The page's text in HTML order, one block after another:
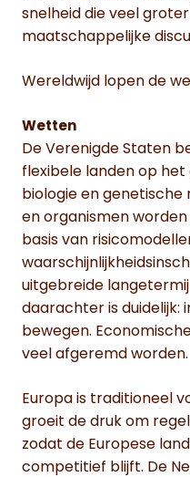
snelheid die veel
maatschappelijke
Wereldwijd lopen de
Wetten
De Verenigde Staten
flexibele landen op
biologie en genetische
en organismen
basis van
uitgebreide
daarachter is duidelijk:
bewegen.
veel afgeremd worden.
Europa is traditioneel
groeit de druk om
zodat de Europese
competitief blijft. De